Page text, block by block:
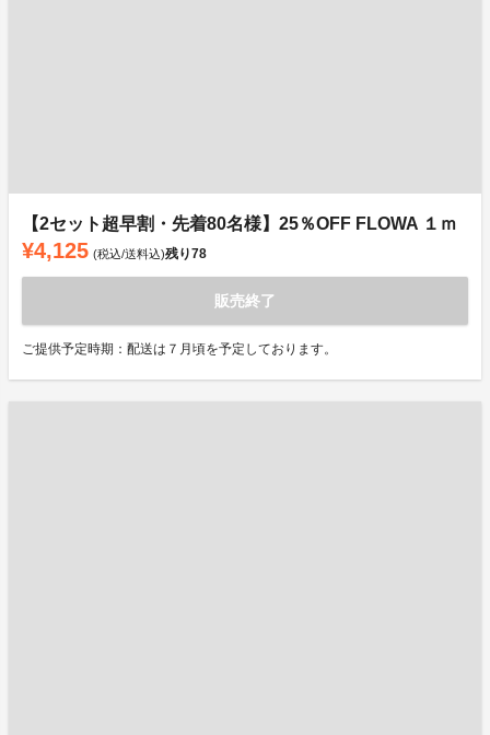
【2セット超早割・先着80名様】25％OFF FLOWA １ｍ
¥4,125 (税込/送料込)残り78
販売終了
ご提供予定時期：配送は７月頃を予定しております。